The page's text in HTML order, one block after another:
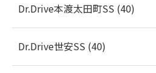
Dr.Drive本渡太田町SS (40)
Dr.Drive世安SS (40)